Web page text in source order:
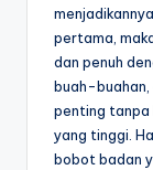
pertama,
dan penuh
buah-
penting tanpa
yang tinggi.
bobot badan